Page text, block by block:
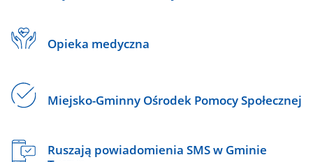
Opieka medyczna
Miejsko-Gminny Ośrodek Pomocy Społecznej
Ruszają powiadomienia SMS w Gminie